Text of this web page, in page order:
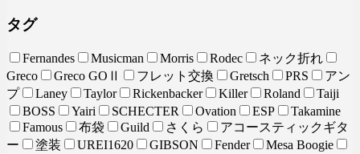
タグ
Fernandes Musicman Morris Rodec
ネック折れ
Greco
Greco GOⅡ フレット交換 Gretsch PRS
アン
プ
Laney Taylor Rickenbacker Killer Roland
Taiji
BOSS
Yairi SCHECTER Ovation ESP
Takamine
Famous
布袋 Guild さくら
アコースティックギタ
ー
塗装 UREI1620 GIBSON Fender
Mesa Boogie